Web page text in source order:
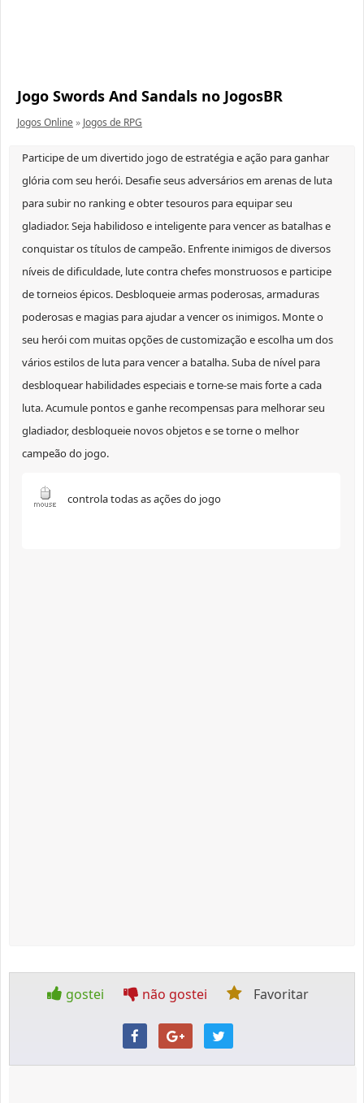
Jogo Swords And Sandals no JogosBR
Jogos Online» Jogos de RPG
Participe de um divertido jogo de estratégia e ação para ganhar
glória com seu herói. Desafie seus adversários em arenas de luta
para subir no ranking e obter tesouros para equipar seu
gladiador. Seja habilidoso e inteligente para vencer as batalhas e
conquistar os títulos de campeão. Enfrente inimigos de diversos
níveis de dificuldade, lute contra chefes monstruosos e participe
de torneios épicos. Desbloqueie armas poderosas, armaduras
poderosas e magias para ajudar a vencer os inimigos. Monte o
seu herói com muitas opções de customização e escolha um dos
vários estilos de luta para vencer a batalha. Suba de nível para
desbloquear habilidades especiais e torne-se mais forte a cada
luta. Acumule pontos e ganhe recompensas para melhorar seu
gladiador, desbloqueie novos objetos e se torne o melhor
campeão do jogo.
controla todas as ações do jogo
gostei não gostei Favoritar